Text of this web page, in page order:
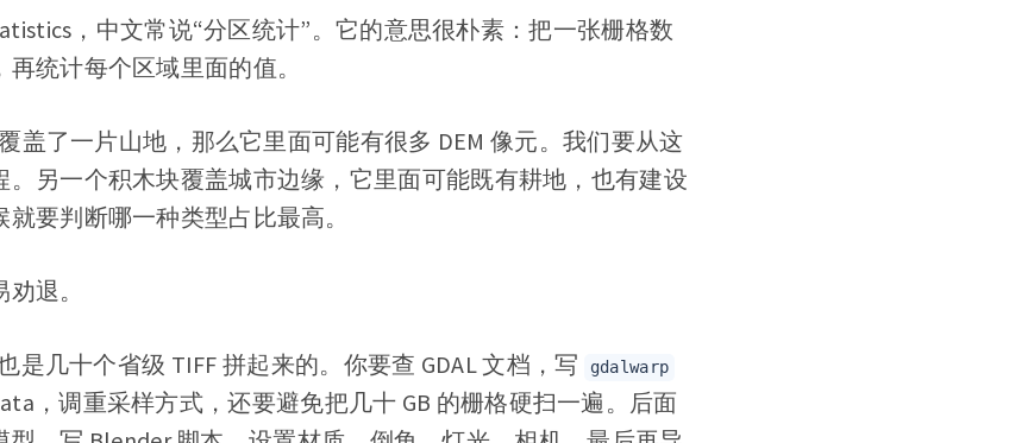
，中文常说“分区统计”。它的意思很朴素：把一张栅格数
统计每个区域里面的值。
盖了一片山地，那么它里面可能有很多 DEM 像元。我们要从这
另一个积木块覆盖城市边缘，它里面可能既有耕地，也有建设
要判断哪一种类型占比最高。
退。
是几十个省级 TIFF 拼起来的。你要查 GDAL 文档，写 gdalwarp
，调重采样方式，还要避免把几十 GB 的栅格硬扫一遍。后面